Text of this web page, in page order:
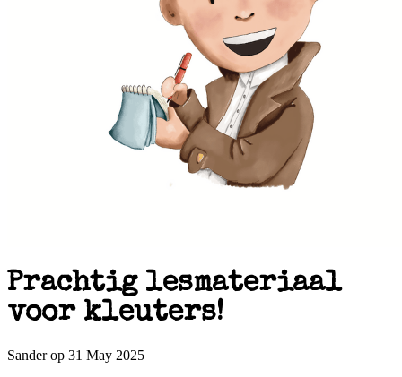
Prachtig lesmateriaal
voor kleuters!
Sander op 31 May 2025